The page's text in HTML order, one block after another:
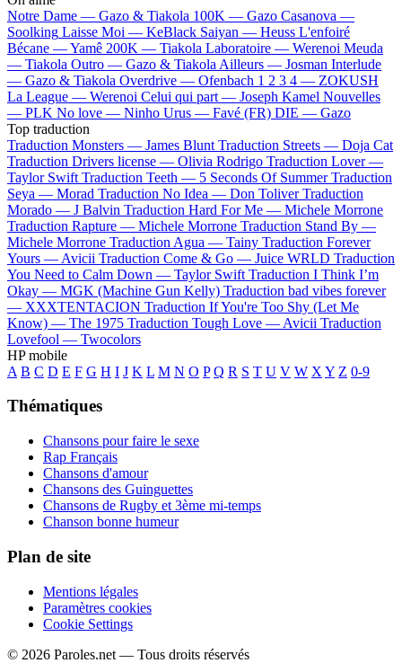
Notre Dame — Gazo & Tiakola 100K — Gazo Casanova —
Soolking Laisse Moi — KeBlack Saiyan — Heuss L'enfoiré
Bécane —Yamê 200K — Tiakola Laboratoire — Werenoi Meuda
— Tiakola Outro — Gazo & Tiakola Ailleurs — Josman Interlude
— Gazo & Tiakola Overdrive — Ofenbach 1 2 3 4 — ZOKUSH
La League — Werenoi Celui qui part — Joseph Kamel Nouvelles
— PLK No love — Ninho Urus — Favé (FR) DIE — Gazo
Top traduction
Traduction Monsters — James Blunt Traduction Streets — Doja Cat
Traduction Drivers license — Olivia Rodrigo Traduction Lover —
Taylor Swift Traduction Teeth — 5 Seconds Of Summer Traduction
Seya — Morad Traduction No Idea — Don Toliver Traduction
Morado — J Balvin Traduction Hard For Me — Michele Morrone
Traduction Rapture — Michele Morrone Traduction Stand By —
Michele Morrone Traduction Agua — Tainy Traduction Forever
Yours — Avicii Traduction Come & Go — Juice WRLD Traduction
You Need to Calm Down — Taylor Swift Traduction I Think I’m
Okay — MGK (Machine Gun Kelly) Traduction bad vibes forever
— XXXTENTACION Traduction If You're Too Shy (Let Me
Know) — The 1975 Traduction Tough Love — Avicii Traduction
Lovefool — Twocolors
HP mobile
A B C D E F G H I J K L M N O P Q R S T U V W X Y Z 0-9
Thématiques
Chansons pour faire le sexe
Rap Français
Chansons d'amour
Chansons des Guinguettes
Chansons de Rugby et 3ème mi-temps
Chanson bonne humeur
Plan de site
Mentions légales
Paramètres cookies
Cookie Settings
© 2026 Paroles.net — Tous droits réservés